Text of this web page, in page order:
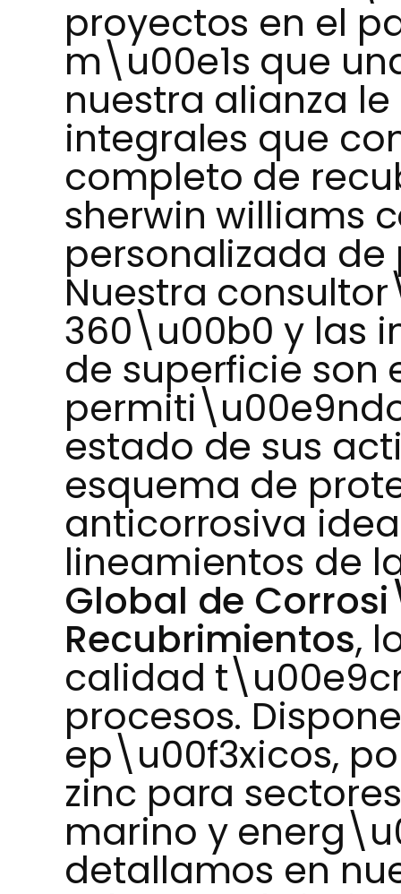
proyectos en el
m\u00e1s que
nuestra alianza
integrales que
completo de
sherwin williams
personalizada
Nuestra
360\u00b0 y las
de superficie son
estado de sus
esquema de
anticorrosiva
lineamientos de
Global de
Recubrimientos,
calidad
procesos.
ep\u00f3xicos,
zinc para
marino y
detallamos en